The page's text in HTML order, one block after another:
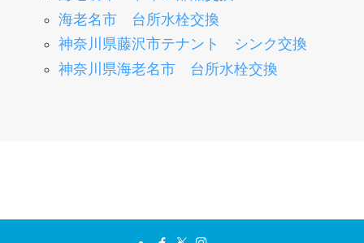
海老名市 台所水栓交換
神奈川県藤沢市テナント シンク交換
神奈川県海老名市 台所水栓交換